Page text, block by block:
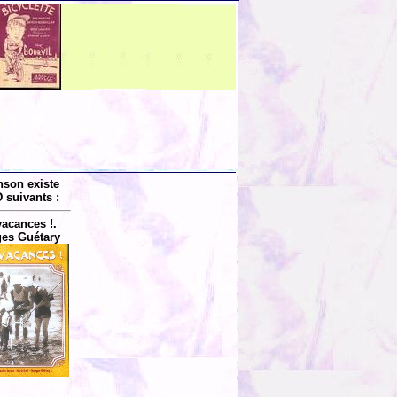
existe
suivants :
!.
Guétary